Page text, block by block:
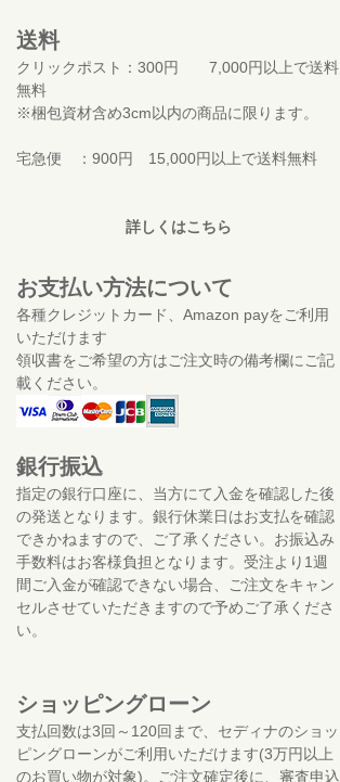
送料
クリックポスト：300円 7,000円以上で送料
無料
※梱包資材含め3cm以内の商品に限ります。
宅急便 ：900円 15,000円以上で送料無料
詳しくはこちら
お支払い方法について
各種クレジットカード、Amazon payをご利用
いただけます
領収書をご希望の方はご注文時の備考欄にご記
載ください。
銀行振込
指定の銀行口座に、当方にて入金を確認した後
の発送となります。銀行休業日はお支払を確認
できかねますので、ご了承ください。お振込み
手数料はお客様負担となります。受注より1週
間ご入金が確認できない場合、ご注文をキャン
セルさせていただきますので予めご了承くださ
い。
ショッピングローン
支払回数は3回～120回まで、セディナのショッ
ピングローンがご利用いただけます(3万円以上
のお買い物が対象)。ご注文確定後に、審査申込